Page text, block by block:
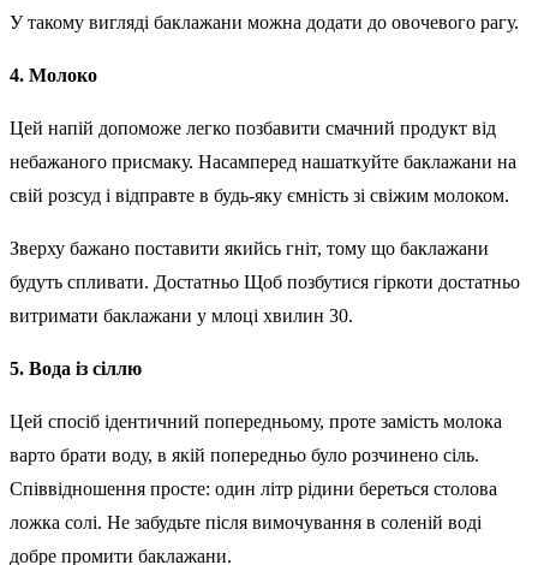
У такому вигляді баклажани можна додати до овочевого рагу.
4. Молоко
Цей напій допоможе легко позбавити смачний продукт від
небажаного присмаку. Насамперед нашаткуйте баклажани на
свій розсуд і відправте в будь-яку ємність зі свіжим молоком.
Зверху бажано поставити якийсь гніт, тому що баклажани
будуть спливати. Достатньо Щоб позбутися гіркоти достатньо
витримати баклажани у млоці хвилин 30.
5. Вода із сіллю
Цей спосіб ідентичний попередньому, проте замість молока
варто брати воду, в якій попередньо було розчинено сіль.
Співвідношення просте: один літр рідини береться столова
ложка солі. Не забудьте після вимочування в соленій воді
добре промити баклажани.